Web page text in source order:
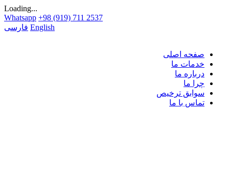
Loading...
Whatsapp +98 (919) 711 2537
فارسی English
صفحه اصلی
خدمات ما
درباره ما
چرا ما
سوابق ترخیص
تماس با ما